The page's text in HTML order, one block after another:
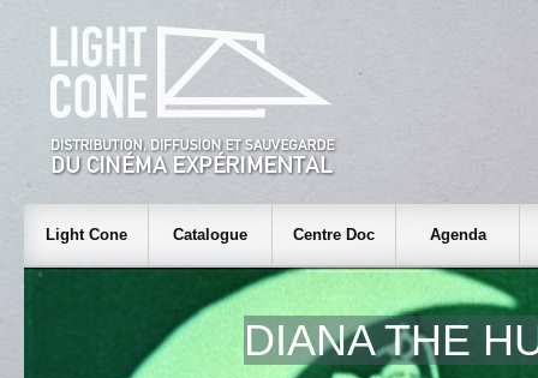
Light Cone Catalogue Centre Doc Agenda
DIANA THE